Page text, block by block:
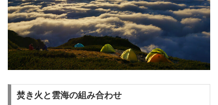
焚き火と雲海の組み合わせ